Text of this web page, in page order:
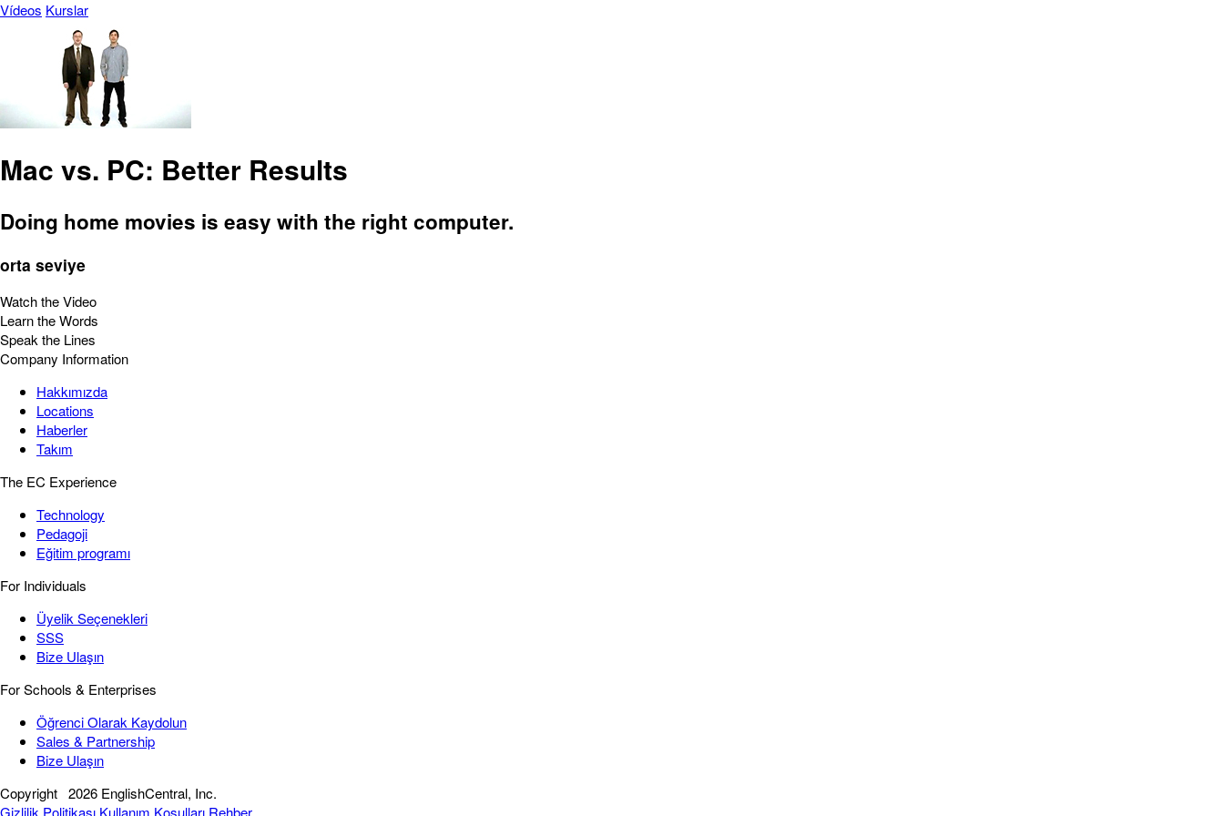
Vídeos Kurslar
Mac vs. PC: Better Results
Doing home movies is easy with the right computer.
orta seviye
Watch the Video
Learn the Words
Speak the Lines
Company Information
Hakkımızda
Locations
Haberler
Takım
The EC Experience
Technology
Pedagoji
Eğitim programı
For Individuals
Üyelik Seçenekleri
SSS
Bize Ulaşın
For Schools & Enterprises
Öğrenci Olarak Kaydolun
Sales & Partnership
Bize Ulaşın
Copyright 2026 EnglishCentral, Inc.